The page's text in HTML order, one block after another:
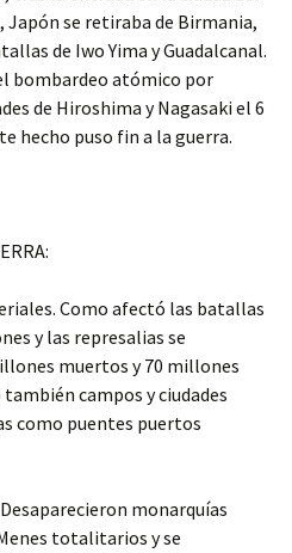
Japón se retiraba de Birmania,
de Iwo Yima y Guadalcanal.
bombardeo atómico por
de Hiroshima y Nagasaki el 6
hecho puso fin a la guerra.
Como afectó las batallas
y las represalias se
muertos y 70 millones
campos y ciudades
como puentes puertos
monarquías
totalitarios y se